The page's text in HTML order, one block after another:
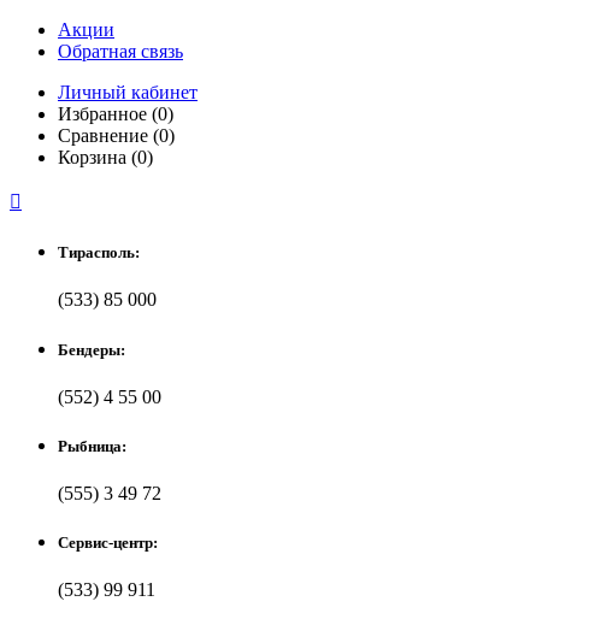
Акции
Обратная связь
Личный кабинет
Избранное (0)
Сравнение (0)
Корзина (0)

Тирасполь:
(533) 85 000
Бендеры:
(552) 4 55 00
Рыбница:
(555) 3 49 72
Сервис-центр:
(533) 99 911